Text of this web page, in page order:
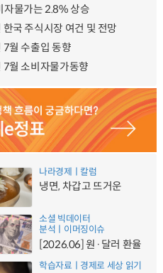
자물가는 2.8% 상승
국 주식시장 여건 및 전망
월 수출입 동향
월 소비자물가동향
나라경제ㅣ칼럼
냉면, 차갑고 뜨거운
소셜 빅데이터
분석ㅣ이머징이슈
[2026.06] 원·달러 환율
학습자료ㅣ경제로 세상 읽기